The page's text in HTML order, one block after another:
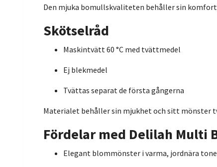
Den mjuka bomullskvaliteten behåller sin
Skötselråd
Maskintvätt 60 °C med tvättmedel
Ej blekmedel
Tvättas separat de första gångerna
Materialet behåller sin mjukhet och sitt mönster
Fördelar med Delilah Multi
Elegant blommönster i varma, jordnära